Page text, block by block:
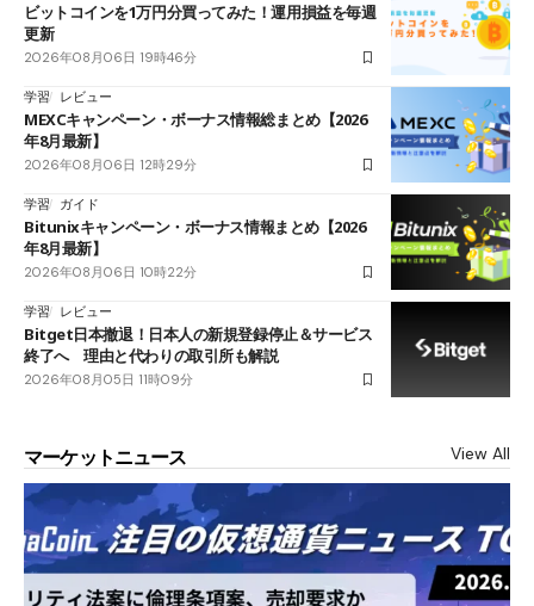
ビットコインを1万円分買ってみた！運用損益を毎週
更新
2026年08月06日 19時46分
学習 レビュー
MEXCキャンペーン・ボーナス情報総まとめ【2026
年8月最新】
2026年08月06日 12時29分
学習 ガイド
Bitunixキャンペーン・ボーナス情報まとめ【2026
年8月最新】
2026年08月06日 10時22分
学習 レビュー
Bitget日本撤退！日本人の新規登録停止＆サービス
終了へ 理由と代わりの取引所も解説
2026年08月05日 11時09分
マーケットニュース View All